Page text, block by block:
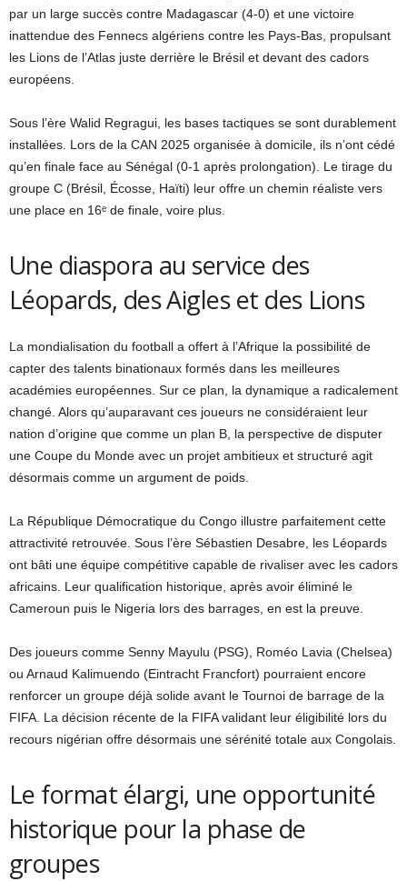
par un large succès contre Madagascar (4-0) et une victoire
inattendue des Fennecs algériens contre les Pays-Bas, propulsant
les Lions de l’Atlas juste derrière le Brésil et devant des cadors
européens.
Sous l’ère Walid Regragui, les bases tactiques se sont durablement
installées. Lors de la CAN 2025 organisée à domicile, ils n’ont cédé
qu’en finale face au Sénégal (0-1 après prolongation). Le tirage du
groupe C (Brésil, Écosse, Haïti) leur offre un chemin réaliste vers
une place en 16ᵉ de finale, voire plus.
Une diaspora au service des
Léopards, des Aigles et des Lions
La mondialisation du football a offert à l’Afrique la possibilité de
capter des talents binationaux formés dans les meilleures
académies européennes. Sur ce plan, la dynamique a radicalement
changé. Alors qu’auparavant ces joueurs ne considéraient leur
nation d’origine que comme un plan B, la perspective de disputer
une Coupe du Monde avec un projet ambitieux et structuré agit
désormais comme un argument de poids.
La République Démocratique du Congo illustre parfaitement cette
attractivité retrouvée. Sous l’ère Sébastien Desabre, les Léopards
ont bâti une équipe compétitive capable de rivaliser avec les cadors
africains. Leur qualification historique, après avoir éliminé le
Cameroun puis le Nigeria lors des barrages, en est la preuve.
Des joueurs comme Senny Mayulu (PSG), Roméo Lavia (Chelsea)
ou Arnaud Kalimuendo (Eintracht Francfort) pourraient encore
renforcer un groupe déjà solide avant le Tournoi de barrage de la
FIFA. La décision récente de la FIFA validant leur éligibilité lors du
recours nigérian offre désormais une sérénité totale aux Congolais.
Le format élargi, une opportunité
historique pour la phase de
groupes